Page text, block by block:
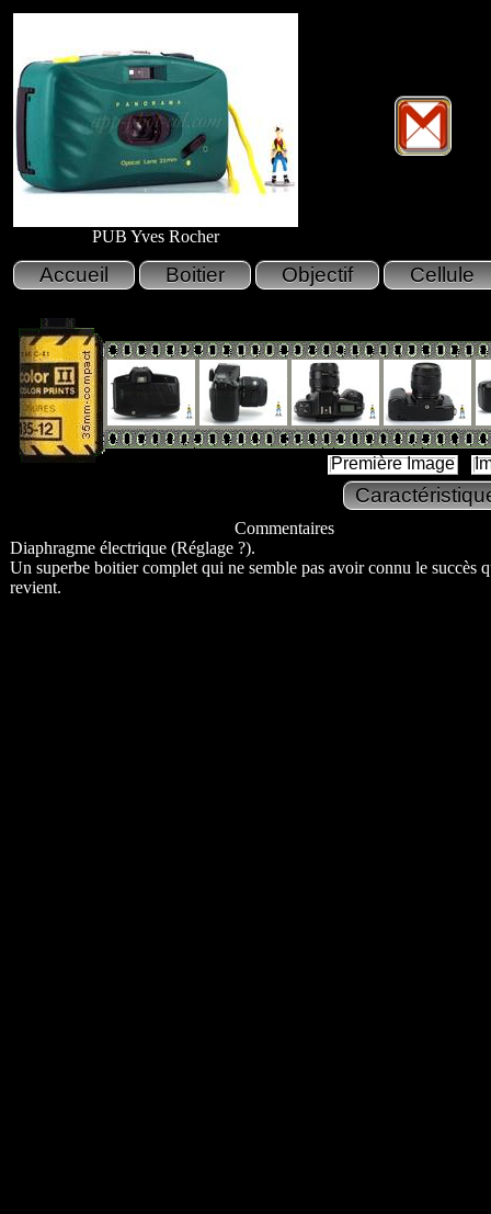
PUB Yves Rocher
Première Image
Commentaires
Diaphragme électrique (Réglage ?).
Un superbe boitier complet qui ne semble pas avoir connu le succès
revient.